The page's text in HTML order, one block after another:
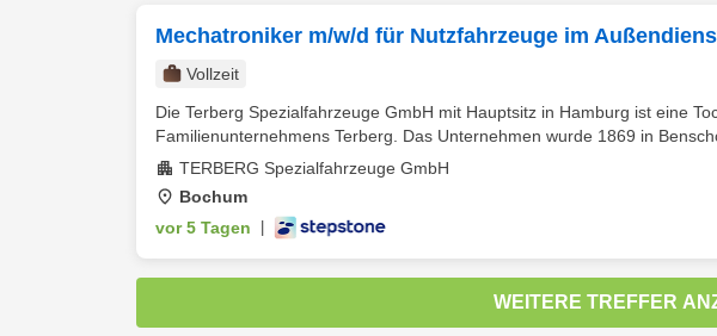
Mechatroniker m/w/d für Nutzfahrzeuge im
Vollzeit
Die Terberg Spezialfahrzeuge GmbH mit Hauptsitz in Hamburg ist eine
Familienunternehmens Terberg. Das Unternehmen wurde 1869 in
TERBERG Spezialfahrzeuge GmbH
Bochum
vor 5 Tagen
WEITERE TREFFER